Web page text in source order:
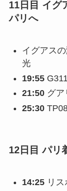
11日目 イグ
パリへ
イグアス
光
19:55
21:50グア
25:30
12日目 パリ
14:25リス